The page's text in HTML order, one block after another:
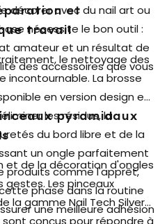
décorer avec du nail art ou
nécessite le bon outil :
amateur et un résultat de
des accessoires que vous
et
travail
le nettoyage des
incontournable. La brosse
en version design et
les résidus, la
du bord libre et de la
un ongle parfaitement
produits comme l'apprêt,
phase dans la routine
une meilleure adhésion
pyramidaux
et de la décoration d'ongles
gestes. Les pinceaux
la gamme Nail Tech Silver